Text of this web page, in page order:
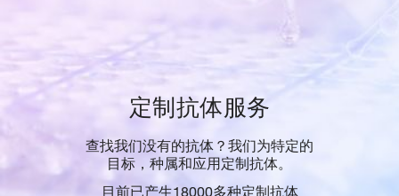
定制抗体服务
查找我们没有的抗体？我们为特定的
目标，种属和应用定制抗体。
目前已产生18000多种定制抗体